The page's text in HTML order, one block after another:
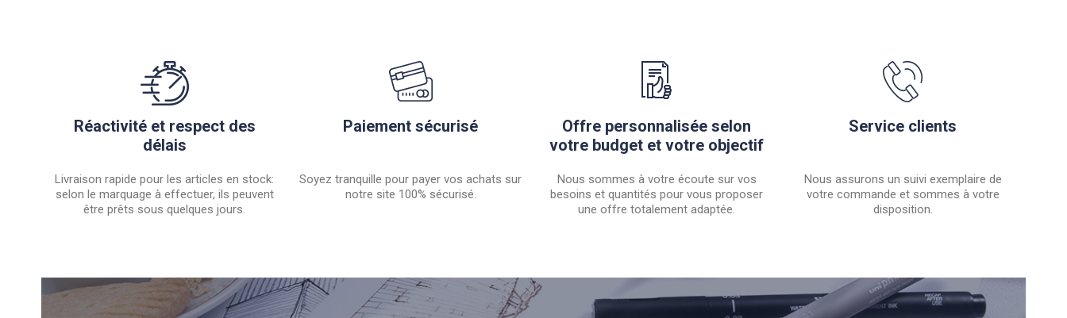
Réactivité et respect des
délais
Livraison rapide pour les articles en stock:
selon le marquage à effectuer, ils peuvent
être prêts sous quelques jours.
Paiement sécurisé
Soyez tranquille pour payer vos achats sur
notre site 100% sécurisé.
Offre personnalisée selon
votre budget et votre objectif
Nous sommes à votre écoute sur vos
besoins et quantités pour vous proposer
une offre totalement adaptée.
Service clients
Nous assurons un suivi exemplaire de
votre commande et sommes à votre
disposition.